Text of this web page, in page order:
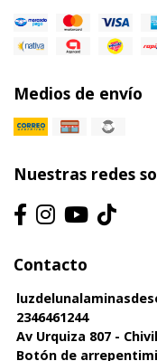
Medios de envío
Nuestras redes
Contacto
2346461244
Av Urquiza 807 -
Botón de